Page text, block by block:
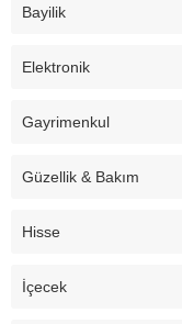
Bayilik
Elektronik
Gayrimenkul
Güzellik & Bakım
Hisse
İçecek